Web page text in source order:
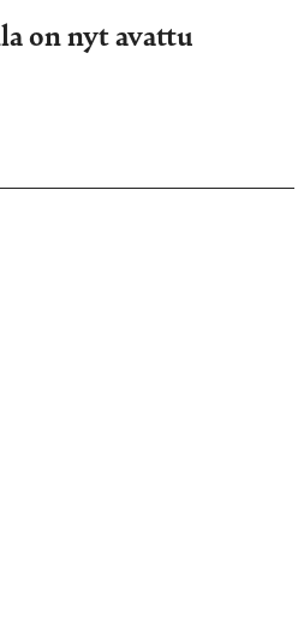
on nyt avattu